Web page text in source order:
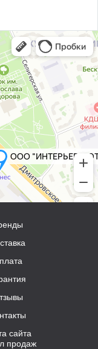
сайта
продаж